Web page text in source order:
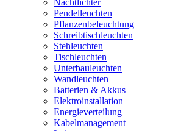
Nachtlichter
Pendelleuchten
Pflanzenbeleuchtung
Schreibtischleuchten
Stehleuchten
Tischleuchten
Unterbauleuchten
Wandleuchten
Batterien & Akkus
Elektroinstallation
Energieverteilung
Kabelmanagement